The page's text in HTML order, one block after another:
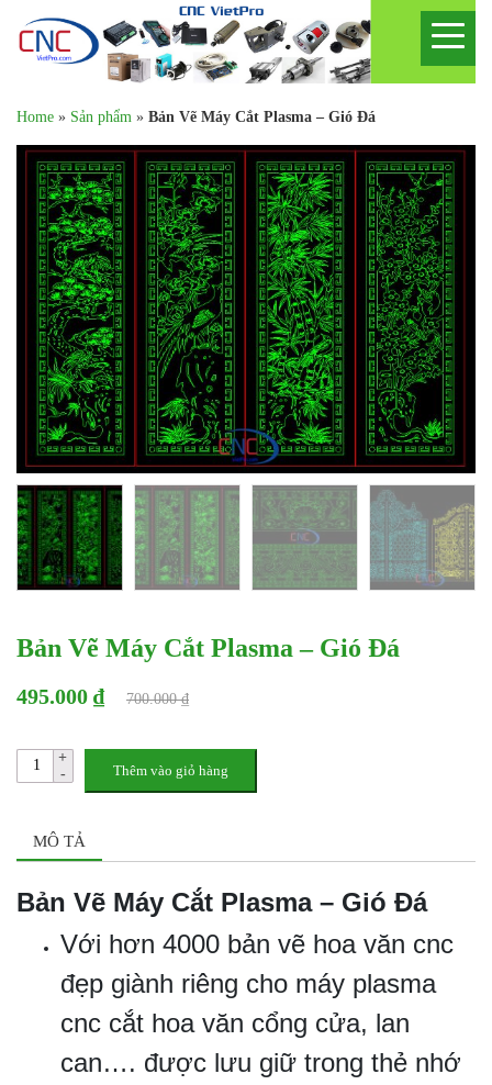
Home » Sản phẩm » Bản Vẽ Máy Cắt Plasma – Gió Đá
Bản Vẽ Máy Cắt Plasma – Gió Đá
495.000 ₫ 700.000 ₫
Thêm vào giỏ hàng
MÔ TẢ
Bản Vẽ Máy Cắt Plasma – Gió Đá
Với hơn 4000 bản vẽ hoa văn cnc
đẹp giành riêng cho máy plasma
cnc cắt hoa văn cổng cửa, lan
can…. được lưu giữ trong thẻ nhớ